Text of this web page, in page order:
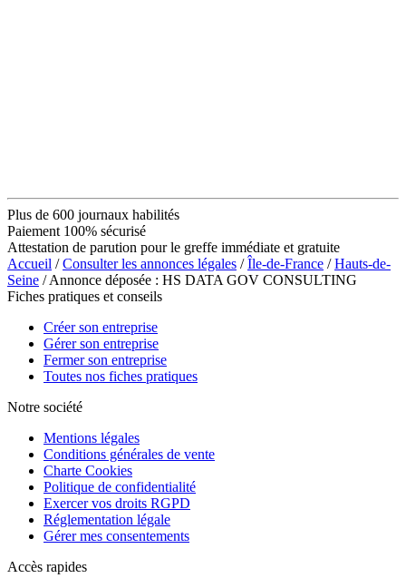
Plus de 600 journaux habilités
Paiement 100% sécurisé
Attestation de parution pour le greffe immédiate et gratuite
Accueil /Consulter les annonces légales /Île-de-France /Hauts-de-
Seine / Annonce déposée : HS DATA GOV CONSULTING
Fiches pratiques et conseils
Créer son entreprise
Gérer son entreprise
Fermer son entreprise
Toutes nos fiches pratiques
Notre société
Mentions légales
Conditions générales de vente
Charte Cookies
Politique de confidentialité
Exercer vos droits RGPD
Réglementation légale
Gérer mes consentements
Accès rapides